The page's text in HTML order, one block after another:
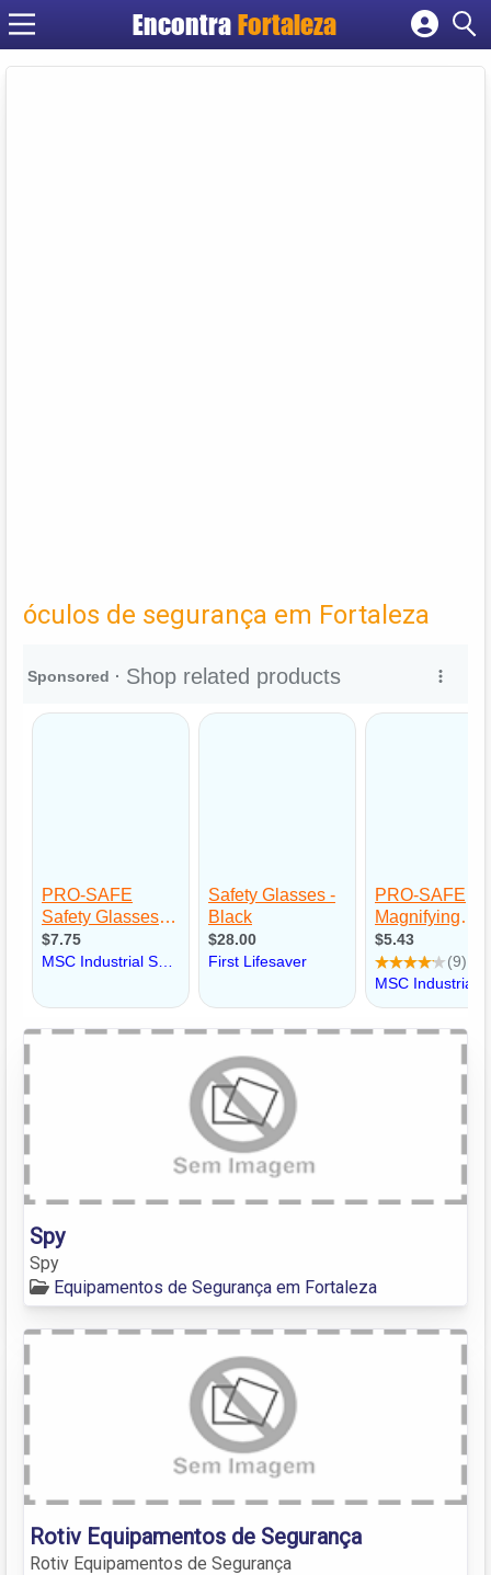
EncontraFortaleza
Cadastrar empresa
óculos de segurança em Fortaleza
Spy
Spy
Equipamentos de Segurança em Fortaleza
Rotiv Equipamentos de Segurança
Rotiv Equipamentos de Segurança